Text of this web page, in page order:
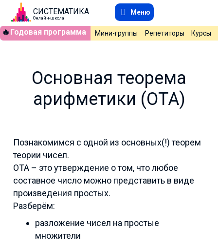
СИСТЕМАТИКА
Онлайн-школа
Меню
🔥 Годовая программа Мини-группы Репетиторы Курсы
Основная теорема
арифметики (ОТА)
Познакомимся с одной из основных(!) теорем
теории чисел.
ОТА – это утверждение о том, что любое
составное число можно представить в виде
произведения простых.
Разберём:
разложение чисел на простые
множители